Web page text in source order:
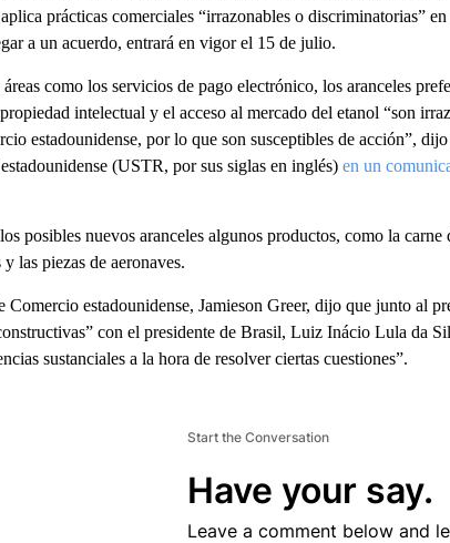
prácticas comerciales “irrazonables o discriminatorias”
a un acuerdo, entrará en vigor el 15 de julio.
como los servicios de pago electrónico, los aranceles
intelectual y el acceso al mercado del etanol “son
estadounidense, por lo que son susceptibles de acción”,
(USTR, por sus siglas en inglés) en un
posibles nuevos aranceles algunos productos, como la carne
las piezas de aeronaves.
Comercio estadounidense, Jamieson Greer, dijo que junto al
con el presidente de Brasil, Luiz Inácio Lula da
sustanciales a la hora de resolver ciertas cuestiones”.
Start the Conversation
Have your say.
Leave a comment below and